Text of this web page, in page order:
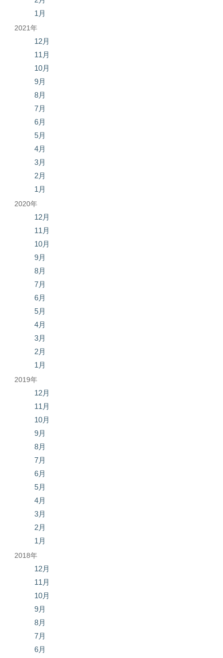
1月
2021年
12月
11月
10月
9月
8月
7月
6月
5月
4月
3月
2月
1月
2020年
12月
11月
10月
9月
8月
7月
6月
5月
4月
3月
2月
1月
2019年
12月
11月
10月
9月
8月
7月
6月
5月
4月
3月
2月
1月
2018年
12月
11月
10月
9月
8月
7月
6月